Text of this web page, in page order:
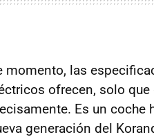
momento, las
ofrecen, solo
Es un coche
generación del